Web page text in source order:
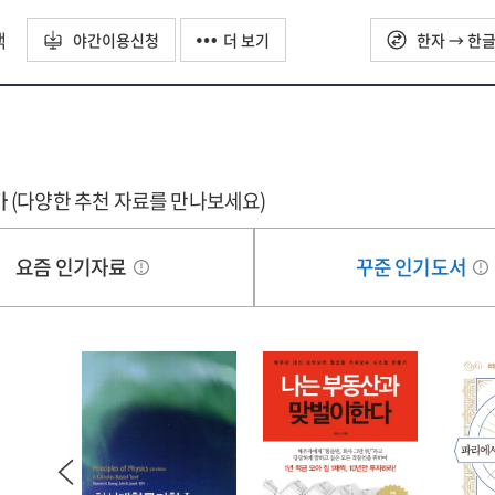
야간이용신청 더 보기 한자 → 한글
(다양한 추천 자료를 만나보세요)
요즘 인기자료 꾸준 인기도서